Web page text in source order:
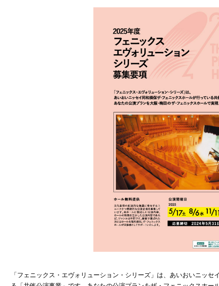
「フェニックス・エヴォリューション・シリーズ」は、あいおいニッ